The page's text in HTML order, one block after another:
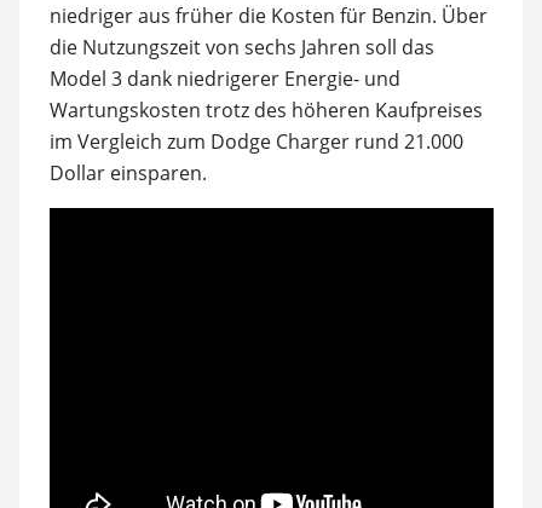
niedriger aus früher die Kosten für Benzin. Über
die Nutzungszeit von sechs Jahren soll das
Model 3 dank niedrigerer Energie- und
Wartungskosten trotz des höheren Kaufpreises
im Vergleich zum Dodge Charger rund 21.000
Dollar einsparen.